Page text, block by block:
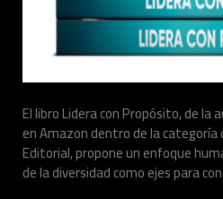
El libro Lidera con Propósito, de
en Amazon dentro de la categoría
Editorial, propone un enfoque
de la diversidad como ejes para